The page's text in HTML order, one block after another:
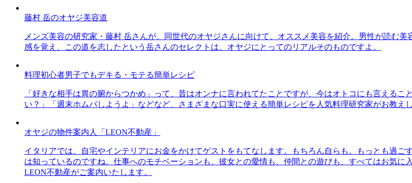
藤村 岳のオヤジ美容道
メンズ美容の研究家・藤村 岳さんが、同世代のオヤジさんに向けて、オススメ美容を紹介。男性が読む
感を覚え、この道を志したという岳さんのセレクトは、オヤジにとってのリアルそのものですよ。
料理初心者男子でもデキる・モテる簡単レシピ
「好きな相手は胃の腑からつかめ」って、昔はオンナに言われてたことですが、今はオトコにも言える
い？」「週末ホムパしようよ」などなど、さまざまな口実に使える簡単レシピを人気料理研究家がお教えし
オヤジの物件案内人「LEON不動産」
イタリアでは、自宅やインテリアにお金をかけてゲストをもてなします。もちろん自らも。もっとも過ご
は知っているのですね。仕事へのモチベーションも、彼女との愛情も、仲間との遊びも、すべてはお気に
LEON不動産がご案内いたします。